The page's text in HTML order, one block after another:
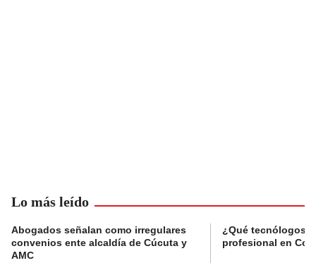
Lo más leído
Abogados señalan como irregulares
convenios ente alcaldía de Cúcuta y
AMC
¿Qué tecnólogos
profesional en